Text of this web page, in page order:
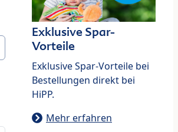
Exklusive Spar-
Vorteile
Exklusive Spar-Vorteile bei
Bestellungen direkt bei
HiPP.
Mehr erfahren